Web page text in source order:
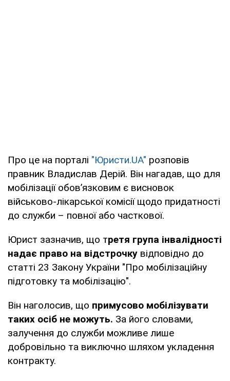
Про це на порталі "Юристи.UA" розповів
правник Владислав Дерій. Він нагадав, що для
мобілізації обов’язковим є висновок
військово-лікарської комісії щодо придатності
до служби – повної або часткової.
Юрист зазначив, що третя група інвалідності
надає право на відстрочку відповідно до
статті 23 Закону України "Про мобілізаційну
підготовку та мобілізацію".
Він наголосив, що примусово мобілізувати
таких осіб не можуть. За його словами,
залучення до служби можливе лише
добровільно та виключно шляхом укладення
контракту.